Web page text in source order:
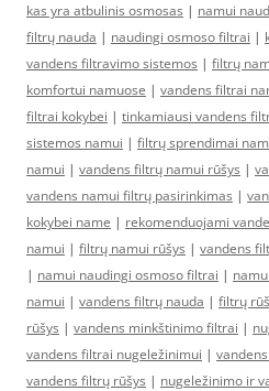
kas yra atbulinis osmosas | namui
filtrų nauda | naudingi osmoso filtrai |
vandens filtravimo sistemos | filtrų
komfortui namuose | vandens filtrai
filtrai kokybei | tinkamiausi vandens
sistemos namui | filtrų sprendimai
namui | vandens filtrų namui rūšys |
vandens namui filtrų pasirinkimas |
kokybei name | rekomenduojami
namui | filtrų namui rūšys | vandens
| namui naudingi osmoso filtrai |
namui | vandens filtrų nauda | filtrų
rūšys | vandens minkštinimo filtrai |
vandens filtrai nugeležinimui |
vandens filtrų rūšys | nugeležinimo ir